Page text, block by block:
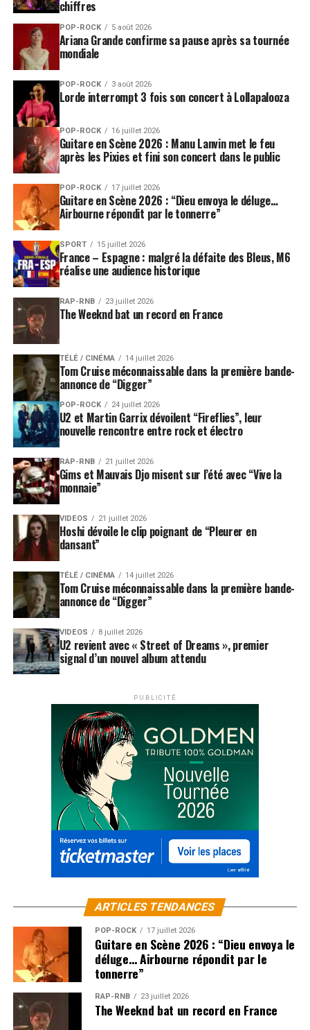
chiffres
POP-ROCK 5 août 2026
Ariana Grande confirme sa pause après sa tournée
mondiale
POP-ROCK 3 août 2026
Lorde interrompt 3 fois son concert à Lollapalooza
POP-ROCK 16 juillet 2026
Guitare en Scène 2026 : Manu Lanvin met le feu
après les Pixies et fini son concert dans le public
POP-ROCK 17 juillet 2026
Guitare en Scène 2026 : “Dieu envoya le déluge…
Airbourne répondit par le tonnerre”
SPORT 15 juillet 2026
France – Espagne : malgré la défaite des Bleus, M6
réalise une audience historique
RAP-RNB 23 juillet 2026
The Weeknd bat un record en France
TÉLÉ / CINÉMA 14 juillet 2026
Tom Cruise méconnaissable dans la première bande-
annonce de “Digger”
POP-ROCK 24 juillet 2026
U2 et Martin Garrix dévoilent “Fireflies”, leur
nouvelle rencontre entre rock et électro
RAP-RNB 21 juillet 2026
Gims et Mauvais Djo misent sur l’été avec “Vive la
monnaie”
VIDEOS 21 juillet 2026
Hoshi dévoile le clip poignant de “Pleurer en
dansant”
TÉLÉ / CINÉMA 14 juillet 2026
Tom Cruise méconnaissable dans la première bande-
annonce de “Digger”
VIDEOS 8 juillet 2026
U2 revient avec « Street of Dreams », premier
signal d’un nouvel album attendu
PUBLICITÉ
ARTICLES TENDANCES
POP-ROCK 17 juillet 2026
Guitare en Scène 2026 : “Dieu envoya le
déluge… Airbourne répondit par le
tonnerre”
RAP-RNB 23 juillet 2026
The Weeknd bat un record en France